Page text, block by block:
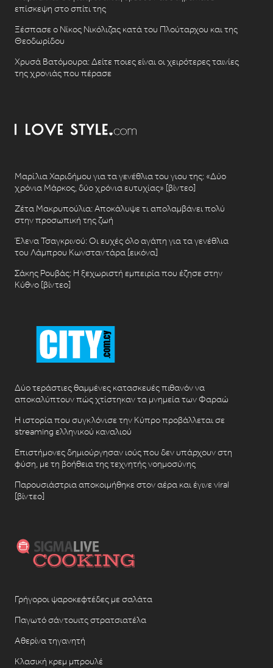
επίσκεψη στο σπίτι της
Ξέσπασε ο Νίκος Νικόλιζας κατά του Πλούταρχου και της
Θεοδωρίδου
Χρυσά Βατόμουρα: Δείτε ποιες είναι οι χειρότερες ταινίες
της χρονιάς που πέρασε
Μαρίλια Χαριδήμου για τα γενέθλια του γιου της: «Δύο
χρόνια Μάρκος, δύο χρόνια ευτυχίας» [βίντεο]
Ζέτα Μακρυπούλια: Αποκάλυψε τι απολαμβάνει πολύ
στην προσωπική της ζωή
Έλενα Τσαγκρινού: Οι ευχές όλο αγάπη για τα γενέθλια
του Λάμπρου Κωνσταντάρα [εικόνα]
Σάκης Ρουβάς: Η ξεχωριστή εμπειρία που έζησε στην
Κύθνο [βίντεο]
Δύο τεράστιες θαμμένες κατασκευές πιθανόν να
αποκαλύπτουν πώς χτίστηκαν τα μνημεία των Φαραώ
Η ιστορία που συγκλόνισε την Κύπρο προβάλλεται σε
streaming ελληνικού καναλιού
Επιστήμονες δημιούργησαν ιούς που δεν υπάρχουν στη
φύση, με τη βοήθεια της τεχνητής νοημοσύνης
Παρουσιάστρια αποκοιμήθηκε στον αέρα και έγινε viral
[βίντεο]
Γρήγοροι ψαροκεφτέδες με σαλάτα
Παγωτό σάντουιτς στρατσιατέλα
Αθερίνα τηγανητή
Κλασική κρεμ μπρουλέ